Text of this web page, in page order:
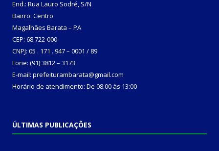
End.: Rua Lauro Sodré, S/N
Bairro: Centro
Magalhães Barata – PA
CEP: 68.722-000
CNPJ: 05 . 171 . 947 – 0001 / 89
Fone: (91) 3812 – 3173
E-mail: prefeiturambarata@gmail.com
Horário de atendimento: De 08:00 às 13:00
ÚLTIMAS PUBLICAÇÕES